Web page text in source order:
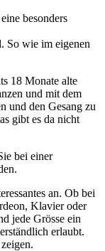
besonders
So wie im eigenen
18 Monate alte
und mit dem
und den Gesang zu
gibt es da nicht
bei einer
an. Ob bei
Klavier oder
jede Grösse ein
erlaubt.